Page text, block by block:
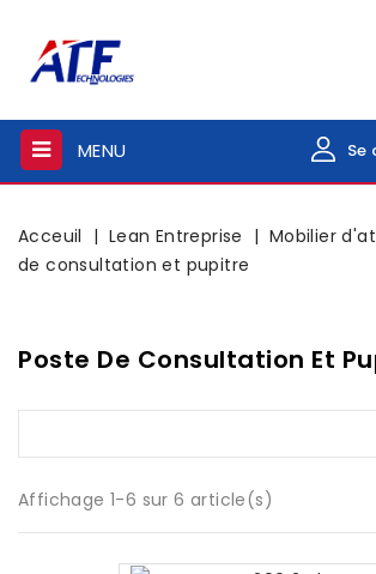
MENU Se
Acceuil Lean Entreprise Mobilier
de consultation et pupitre
Poste De Consultation Et
Affichage 1-6 sur 6 article(s)